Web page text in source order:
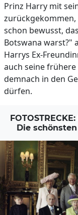
Prinz Harry mit
schon bewusst,
Botswana warst?"
Harrys Ex-
auch seine
demnach in den
dürfen.
Die